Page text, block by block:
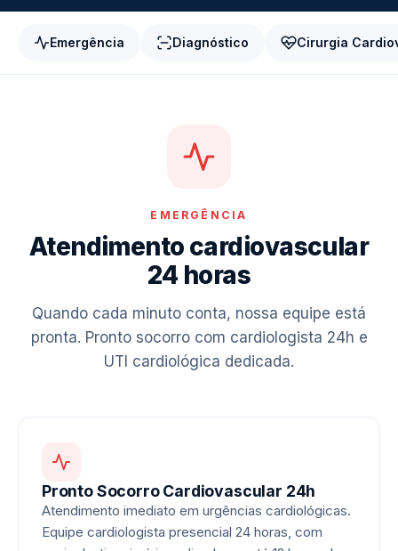
Emergência Diagnóstico Cirurgia
EMERGÊNCIA
Atendimento cardiovascular
24 horas
Quando cada minuto conta, nossa equipe está
pronta. Pronto socorro com cardiologista 24h e
UTI cardiológica dedicada.
Pronto Socorro Cardiovascular 24h
Atendimento imediato em urgências cardiológicas.
Equipe cardiologista presencial 24 horas, com